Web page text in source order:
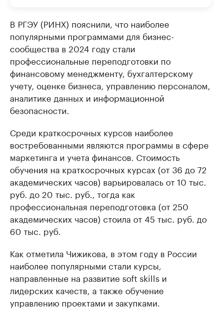
В РГЭУ (РИНХ) пояснили, что наиболее
популярными программами для бизнес-
сообщества в 2024 году стали
профессиональные переподготовки по
финансовому менеджменту, бухгалтерскому
учету, оценке бизнеса, управлению персоналом,
аналитике данных и информационной
безопасности.
Среди краткосрочных курсов наиболее
востребованными являются программы в сфере
маркетинга и учета финансов. Стоимость
обучения на краткосрочных курсах (от 36 до 72
академических часов) варьировалась от 10 тыс.
руб. до 20 тыс. руб., тогда как
профессиональная переподготовка (от 250
академических часов) стоила от 45 тыс. руб. до
60 тыс. руб.
Как отметила Чижикова, в этом году в России
наиболее популярными стали курсы,
направленные на развитие soft skills и
лидерских качеств, а также обучение
управлению проектами и закупками.